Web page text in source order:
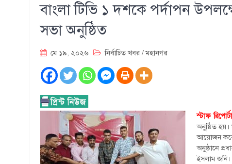
বাংলা টিভি ১ দশকে পর্দাপন
সভা অনুষ্ঠিত
মে ১৯, ২০২৬ নির্বাচিত খবর /মহানগর
স্টাফ
অনুষ্ঠিত হয়।
আয়োজন
অনুষ্ঠানে
ইসলাম জনি।